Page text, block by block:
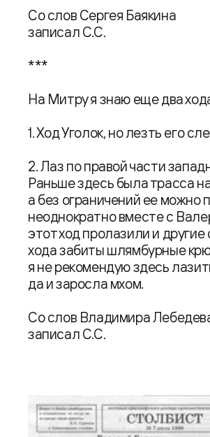
Со слов Сергея Баякина
записал С.С.
***
На Митру я знаю еще два
1. Ход Уголок, но лезть его
2. Лаз по правой части
Раньше здесь была трасса
а без ограничений ее
неоднократно вместе с
этот ход пролазили и
хода забиты шлямбурные
я не рекомендую здесь
да и заросла мхом.
Со слов Владимира
записал С.С.